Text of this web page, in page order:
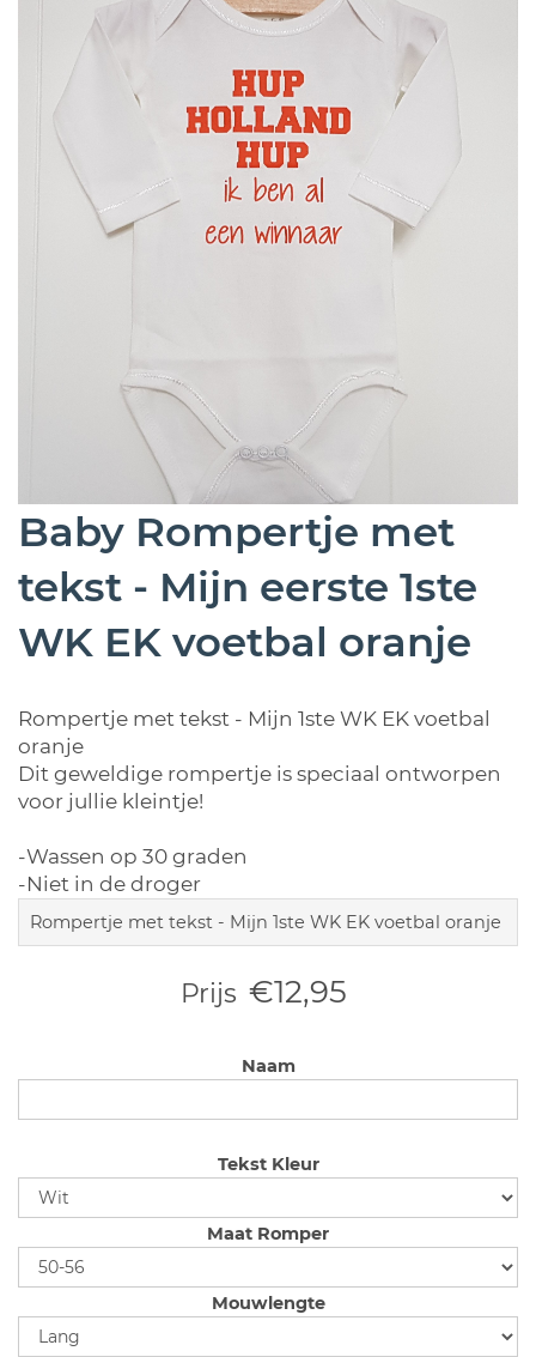
Baby Rompertje met
tekst - Mijn eerste 1ste
WK EK voetbal oranje
Rompertje met tekst - Mijn 1ste WK EK voetbal
oranje
Dit geweldige rompertje is speciaal ontworpen
voor jullie kleintje!
-Wassen op 30 graden
-Niet in de droger
Rompertje met tekst - Mijn 1ste WK EK voetbal oranje
Prijs €12,95
Naam
Tekst Kleur
Maat Romper
Mouwlengte